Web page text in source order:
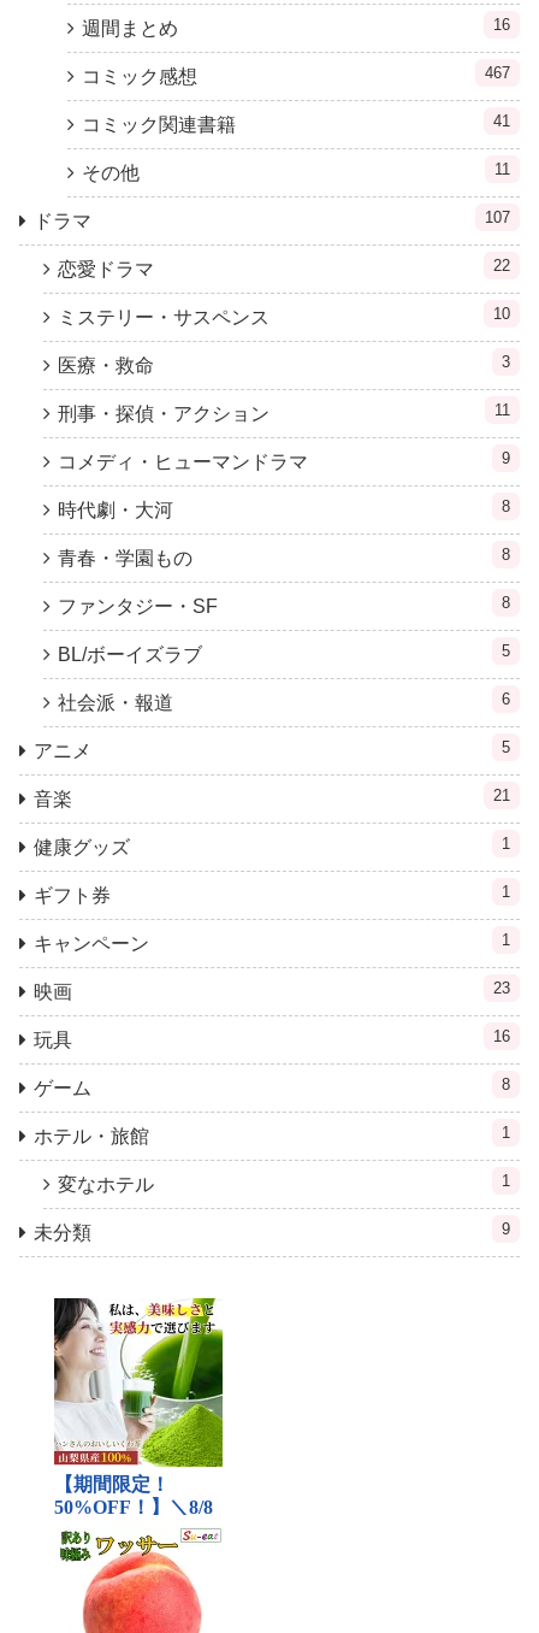
週間まとめ 16
コミック感想 467
コミック関連書籍 41
その他 11
ドラマ 107
恋愛ドラマ 22
ミステリー・サスペンス 10
医療・救命 3
刑事・探偵・アクション 11
コメディ・ヒューマンドラマ 9
時代劇・大河 8
青春・学園もの 8
ファンタジー・SF 8
BL/ボーイズラブ 5
社会派・報道 6
アニメ 5
音楽 21
健康グッズ 1
ギフト券 1
キャンペーン 1
映画 23
玩具 16
ゲーム 8
ホテル・旅館 1
変なホテル 1
未分類 9